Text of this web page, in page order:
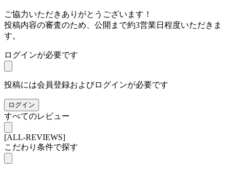
ご協力いただきありがとうございます！
投稿内容の審査のため、公開まで約3営業日程度いただきま
す。
ログインが必要です
投稿には会員登録およびログインが必要です
ログイン
すべてのレビュー
[ALL-REVIEWS]
こだわり条件で探す